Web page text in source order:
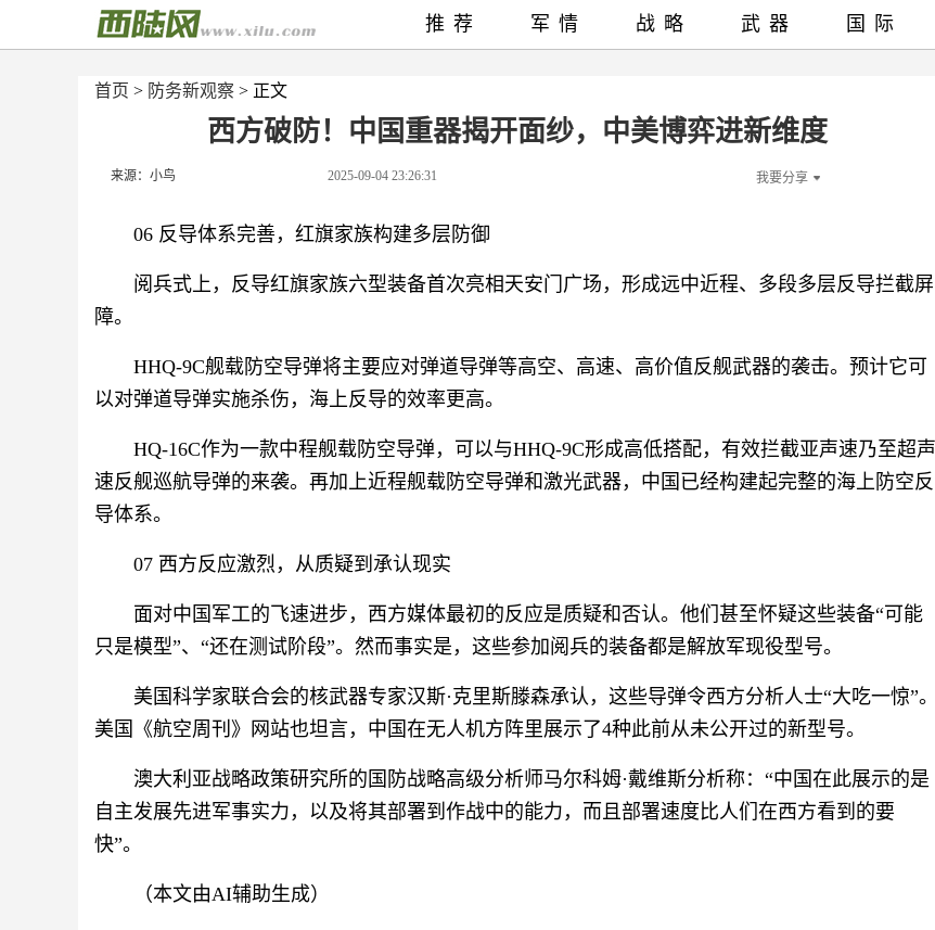
首页 > 防务新观察 > 正文
西方破防！中国重器揭开面纱，中美博弈进新维度
来源：小鸟 2025-09-04 23:26:31 我要分享
06 反导体系完善，红旗家族构建多层防御
阅兵式上，反导红旗家族六型装备首次亮相天安门广场，形成远中近程、多段多层反导拦截屏
障。
HHQ-9C舰载防空导弹将主要应对弹道导弹等高空、高速、高价值反舰武器的袭击。预计它可
以对弹道导弹实施杀伤，海上反导的效率更高。
HQ-16C作为一款中程舰载防空导弹，可以与HHQ-9C形成高低搭配，有效拦截亚声速乃至超声
速反舰巡航导弹的来袭。再加上近程舰载防空导弹和激光武器，中国已经构建起完整的海上防空反
导体系。
07 西方反应激烈，从质疑到承认现实
面对中国军工的飞速进步，西方媒体最初的反应是质疑和否认。他们甚至怀疑这些装备“可能
只是模型”、“还在测试阶段”。然而事实是，这些参加阅兵的装备都是解放军现役型号。
美国科学家联合会的核武器专家汉斯·克里斯滕森承认，这些导弹令西方分析人士“大吃一惊”。
美国《航空周刊》网站也坦言，中国在无人机方阵里展示了4种此前从未公开过的新型号。
澳大利亚战略政策研究所的国防战略高级分析师马尔科姆·戴维斯分析称：“中国在此展示的是
自主发展先进军事实力，以及将其部署到作战中的能力，而且部署速度比人们在西方看到的要
快”。
（本文由AI辅助生成）
推荐 军情 战略 武器 国际